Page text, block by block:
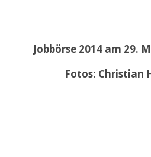
Jobbörse 2014 am 29.
Fotos: Christian